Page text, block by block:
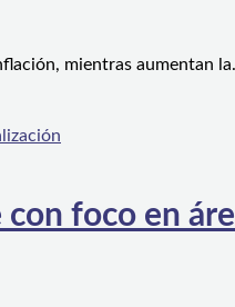
mientras aumentan
foco en